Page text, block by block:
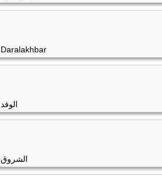
Daralakhbar
الوفد
الشروق